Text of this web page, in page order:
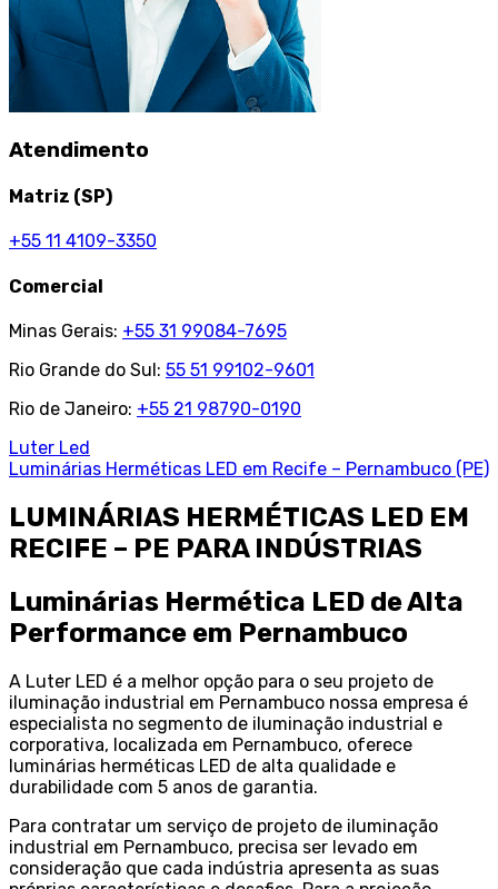
Atendimento
Matriz (SP)
+55 11 4109-3350
Comercial
Minas Gerais: +55 31 99084-7695
Rio Grande do Sul: 55 51 99102-9601
Rio de Janeiro: +55 21 98790-0190
Luter Led
Luminárias Herméticas LED em Recife – Pernambuco (PE)
LUMINÁRIAS HERMÉTICAS LED EM
RECIFE – PE PARA INDÚSTRIAS
Luminárias Hermética LED de Alta
Performance em Pernambuco
A Luter LED é a melhor opção para o seu projeto de
iluminação industrial em Pernambuco nossa empresa é
especialista no segmento de iluminação industrial e
corporativa, localizada em Pernambuco, oferece
luminárias herméticas LED de alta qualidade e
durabilidade com 5 anos de garantia.
Para contratar um serviço de projeto de iluminação
industrial em Pernambuco, precisa ser levado em
consideração que cada indústria apresenta as suas